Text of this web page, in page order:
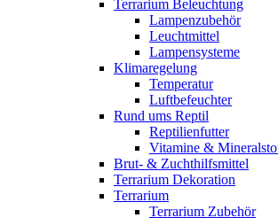
Terrarium Beleuchtung
Lampenzubehör
Leuchtmittel
Lampensysteme
Klimaregelung
Temperatur
Luftbefeuchter
Rund ums Reptil
Reptilienfutter
Vitamine &
Brut- & Zuchthilfsmittel
Terrarium Dekoration
Terrarium
Terrarium Zubehör